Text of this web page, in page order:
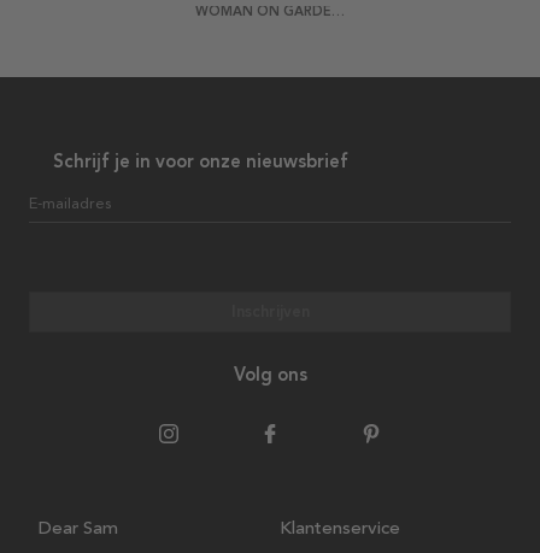
WOMAN ON GARDEN CHAIR BY RICHARD BERGH POSTER
Schrijf je in voor onze nieuwsbrief
E-mailadres
Volg ons
Dear Sam Klantenservice